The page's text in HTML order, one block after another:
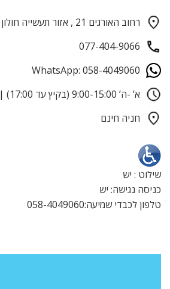
רחוב האורגים 21 , אזור תעשייה חולון
077-404-9066
WhatsApp: 058-4049060
א’ -ה’ 9:00-15:00 (בקיץ עד 17:00) | ימי ו’ : 9:00-13:00
חניה חינם
שילוט : יש
כניסה נגישה: יש
טלפון לכבדי שמיעה:058-4049060